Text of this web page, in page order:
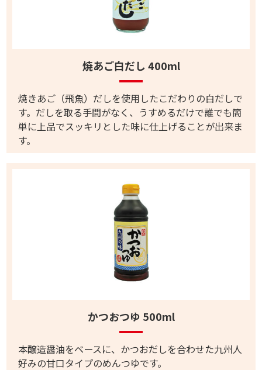
焼あご白だし 400ml
焼きあご（飛魚）だしを使用したこだわりの白だしで
す。だしを取る手間がなく、うすめるだけで誰でも簡
単に上品でスッキリとした味に仕上げることが出来ま
す。
かつおつゆ 500ml
本醸造醤油をベースに、かつおだしを合わせた九州人
好みの甘口タイプのめんつゆです。